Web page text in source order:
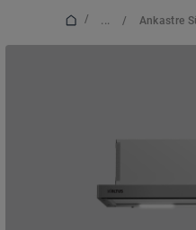
/ ... / Ankastre